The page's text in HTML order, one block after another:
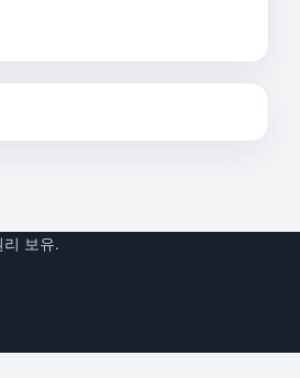
보유.